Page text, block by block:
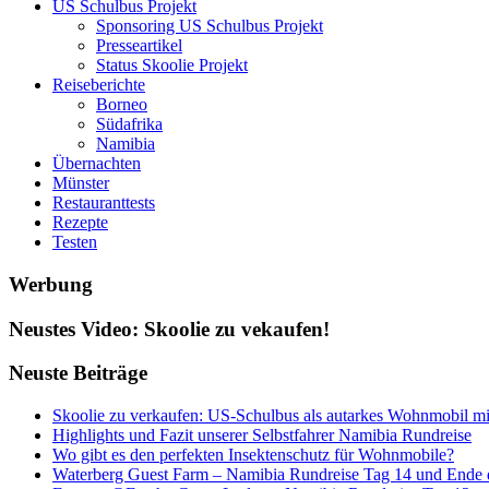
US Schulbus Projekt
Sponsoring US Schulbus Projekt
Presseartikel
Status Skoolie Projekt
Reiseberichte
Borneo
Südafrika
Namibia
Übernachten
Münster
Restauranttests
Rezepte
Testen
Werbung
Neustes Video: Skoolie zu vekaufen!
Neuste Beiträge
Skoolie zu verkaufen: US-Schulbus als autarkes Wohnmobil
Highlights und Fazit unserer Selbstfahrer Namibia Rundreise
Wo gibt es den perfekten Insektenschutz für Wohnmobile?
Waterberg Guest Farm – Namibia Rundreise Tag 14 und Ende